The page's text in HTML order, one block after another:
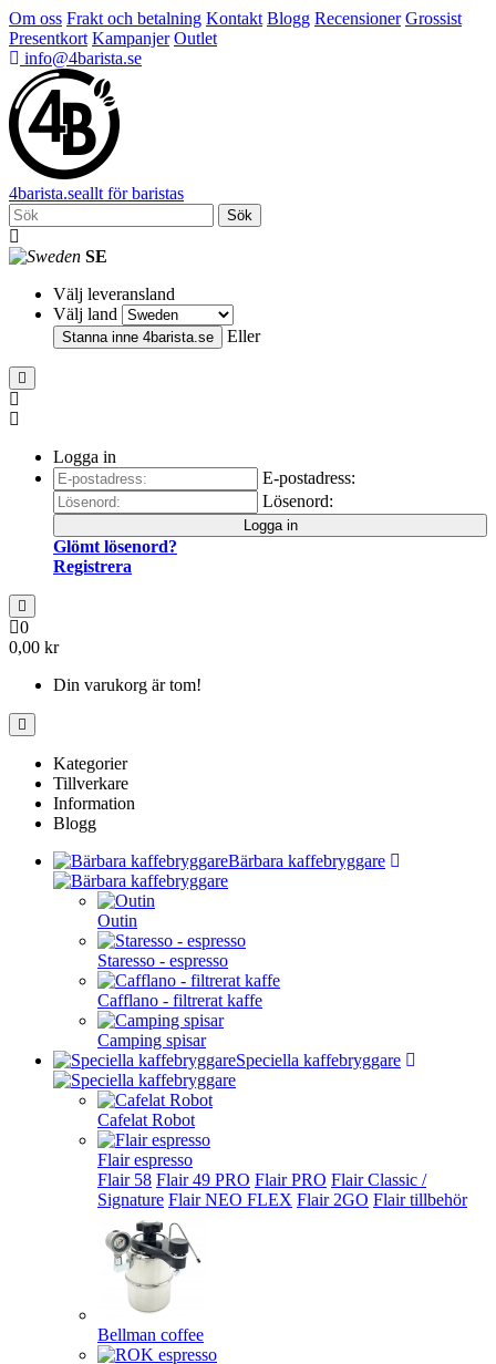
Om oss Frakt och betalning Kontakt Blogg Recensioner Grossist
Presentkort Kampanjer Outlet
info@4barista.se
4barista.seallt för baristas
Sök
SE
Välj leveransland
Välj land
Stanna inne 4barista.se Eller
Logga in
E-postadress:
Lösenord:
Logga in
Glömt lösenord?
Registrera
0
0,00 kr
Din varukorg är tom!
Kategorier
Tillverkare
Information
Blogg
Bärbara kaffebryggare
Outin
Staresso - espresso
Cafflano - filtrerat kaffe
Camping spisar
Speciella kaffebryggare
Cafelat Robot
Flair espresso
Flair 58 Flair 49 PRO Flair PRO Flair Classic /
Signature Flair NEO FLEX Flair 2GO Flair tillbehör
Bellman coffee